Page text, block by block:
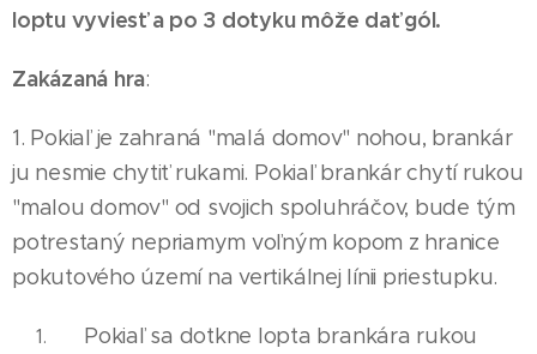
loptu vyviesť a po 3 dotyku môže dať gól.
Zakázaná hra:
1. Pokiaľ je zahraná "malá domov" nohou, brankár
ju nesmie chytiť rukami. Pokiaľ brankár chytí rukou
"malou domov" od svojich spoluhráčov, bude tým
potrestaný nepriamym voľným kopom z hranice
pokutového území na vertikálnej línii priestupku.
Pokiaľ sa dotkne lopta brankára rukou